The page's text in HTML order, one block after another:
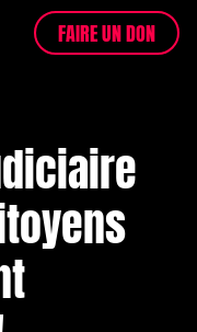
FAIRE UN DON